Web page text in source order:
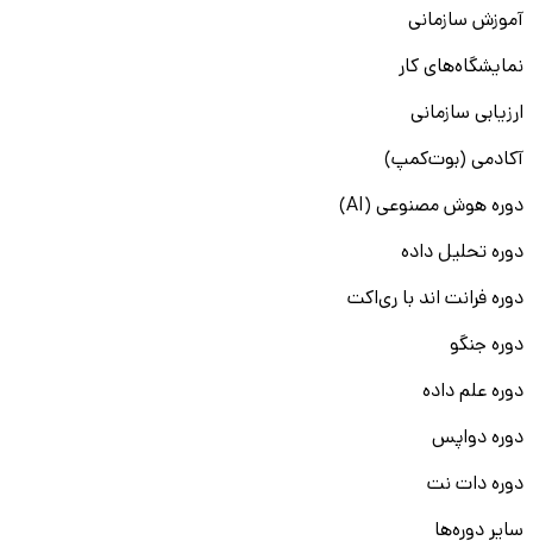
آموزش سازمانی
نمایشگاه‌های کار
ارزیابی سازمانی
آکادمی (بوت‌کمپ)
دوره هوش مصنوعی (AI)
دوره تحلیل داده
دوره فرانت اند با ری‌اکت
دوره جنگو
دوره علم داده
دوره دواپس
دوره دات نت
سایر دوره‌ها